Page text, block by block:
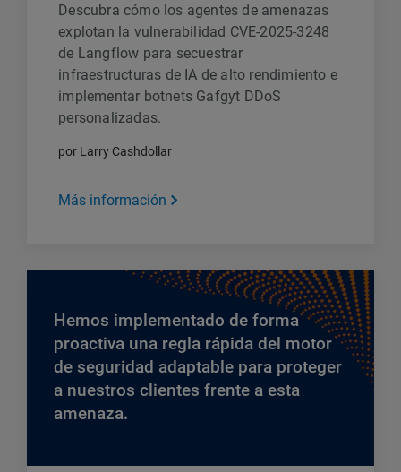
Descubra cómo los agentes de amenazas
explotan la vulnerabilidad CVE-2025-3248
de Langflow para secuestrar
infraestructuras de IA de alto rendimiento e
implementar botnets Gafgyt DDoS
personalizadas.
por Larry Cashdollar
Más información
Hemos implementado de forma
proactiva una regla rápida del motor
de seguridad adaptable para proteger
a nuestros clientes frente a esta
amenaza.